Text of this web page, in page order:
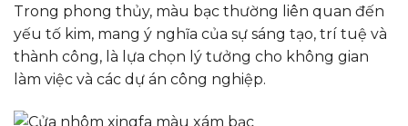
Trong phong thủy, màu bạc thường liên quan đến
yếu tố kim, mang ý nghĩa của sự sáng tạo, trí tuệ và
thành công, là lựa chọn lý tưởng cho không gian
làm việc và các dự án công nghiệp.